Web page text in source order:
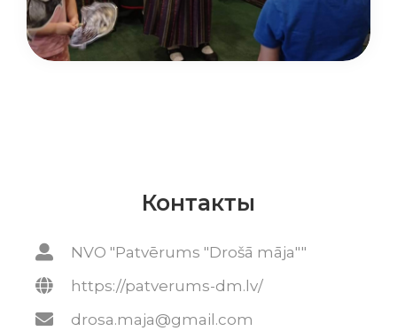
Контакты
NVO "Patvērums "Drošā māja""
https://patverums-dm.lv/
drosa.maja@gmail.com